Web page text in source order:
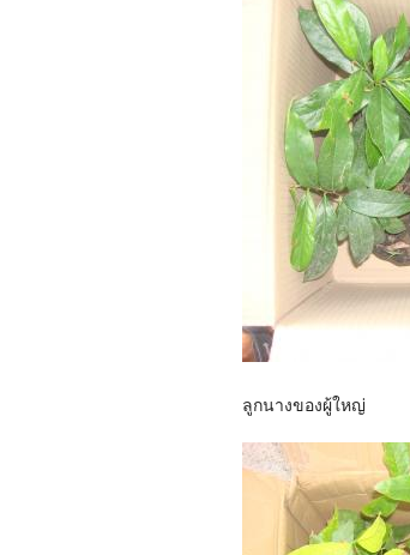
ลูกนางของผู้ใหญ่